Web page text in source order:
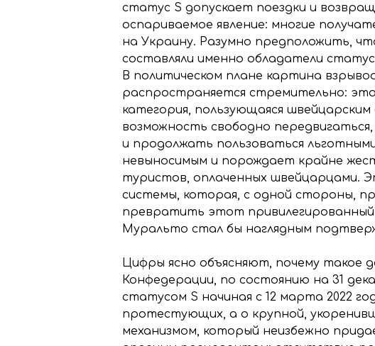
статус S допускает поездки и
оспариваемое явление: многие
на Украину. Разумно предположить,
составляли именно обладатели
В политическом плане картина
распространяется стремительно: это
категория, пользующаяся
возможность свободно
и продолжать пользоваться
невыносимым и порождает крайне
туристов, оплаченных швейцарцами.
системы, которая, с одной стороны,
превратить этот привилегированный
Муральто стал бы наглядным
Цифры ясно объясняют, почему такое
Конфедерации, по состоянию на 31
статусом S начиная с 12 марта 2022
протестующих, а о крупной,
механизмом, который неизбежно